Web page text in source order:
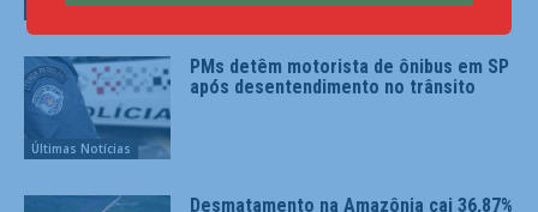
Últimas Notícias
Últimas Notícias
PMs detêm motorista de ônibus em SP
após desentendimento no trânsito
Desmatamento na Amazônia cai 36,87%